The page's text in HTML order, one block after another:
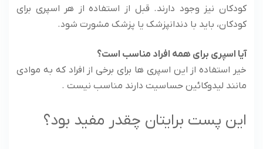
کودکان نیز وجود دارند. قبل از استفاده از هر اسپری برای
کودکان، باید با دندانپزشک یا پزشک مشورت شود.
آیا اسپری برای همه افراد مناسب است؟
خیر استفاده از این اسپری ها برای برخی از افراد که به موادی
مانند لیدوکائین حساسیت دارند مناسب نیست .
این پست برایتان چقدر مفید بود؟